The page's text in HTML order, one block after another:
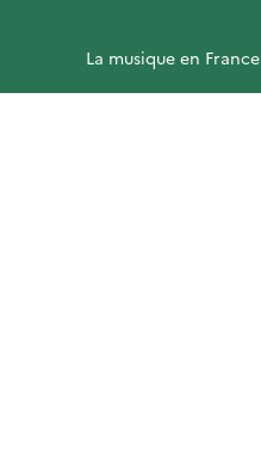
La musique en France